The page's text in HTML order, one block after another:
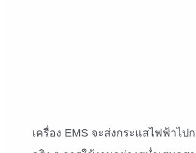
เครื่อง EMS จะส่งกระแสไฟฟ้าไ